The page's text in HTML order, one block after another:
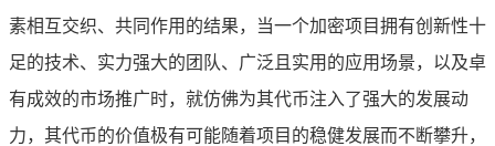
素相互交织、共同作用的结果，当一个加密项目拥有创新性十
足的技术、实力强大的团队、广泛且实用的应用场景，以及卓
有成效的市场推广时，就仿佛为其代币注入了强大的发展动
力，其代币的价值极有可能随着项目的稳健发展而不断攀升，